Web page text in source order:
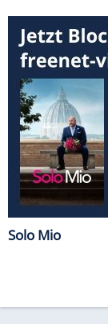
Solo Mio